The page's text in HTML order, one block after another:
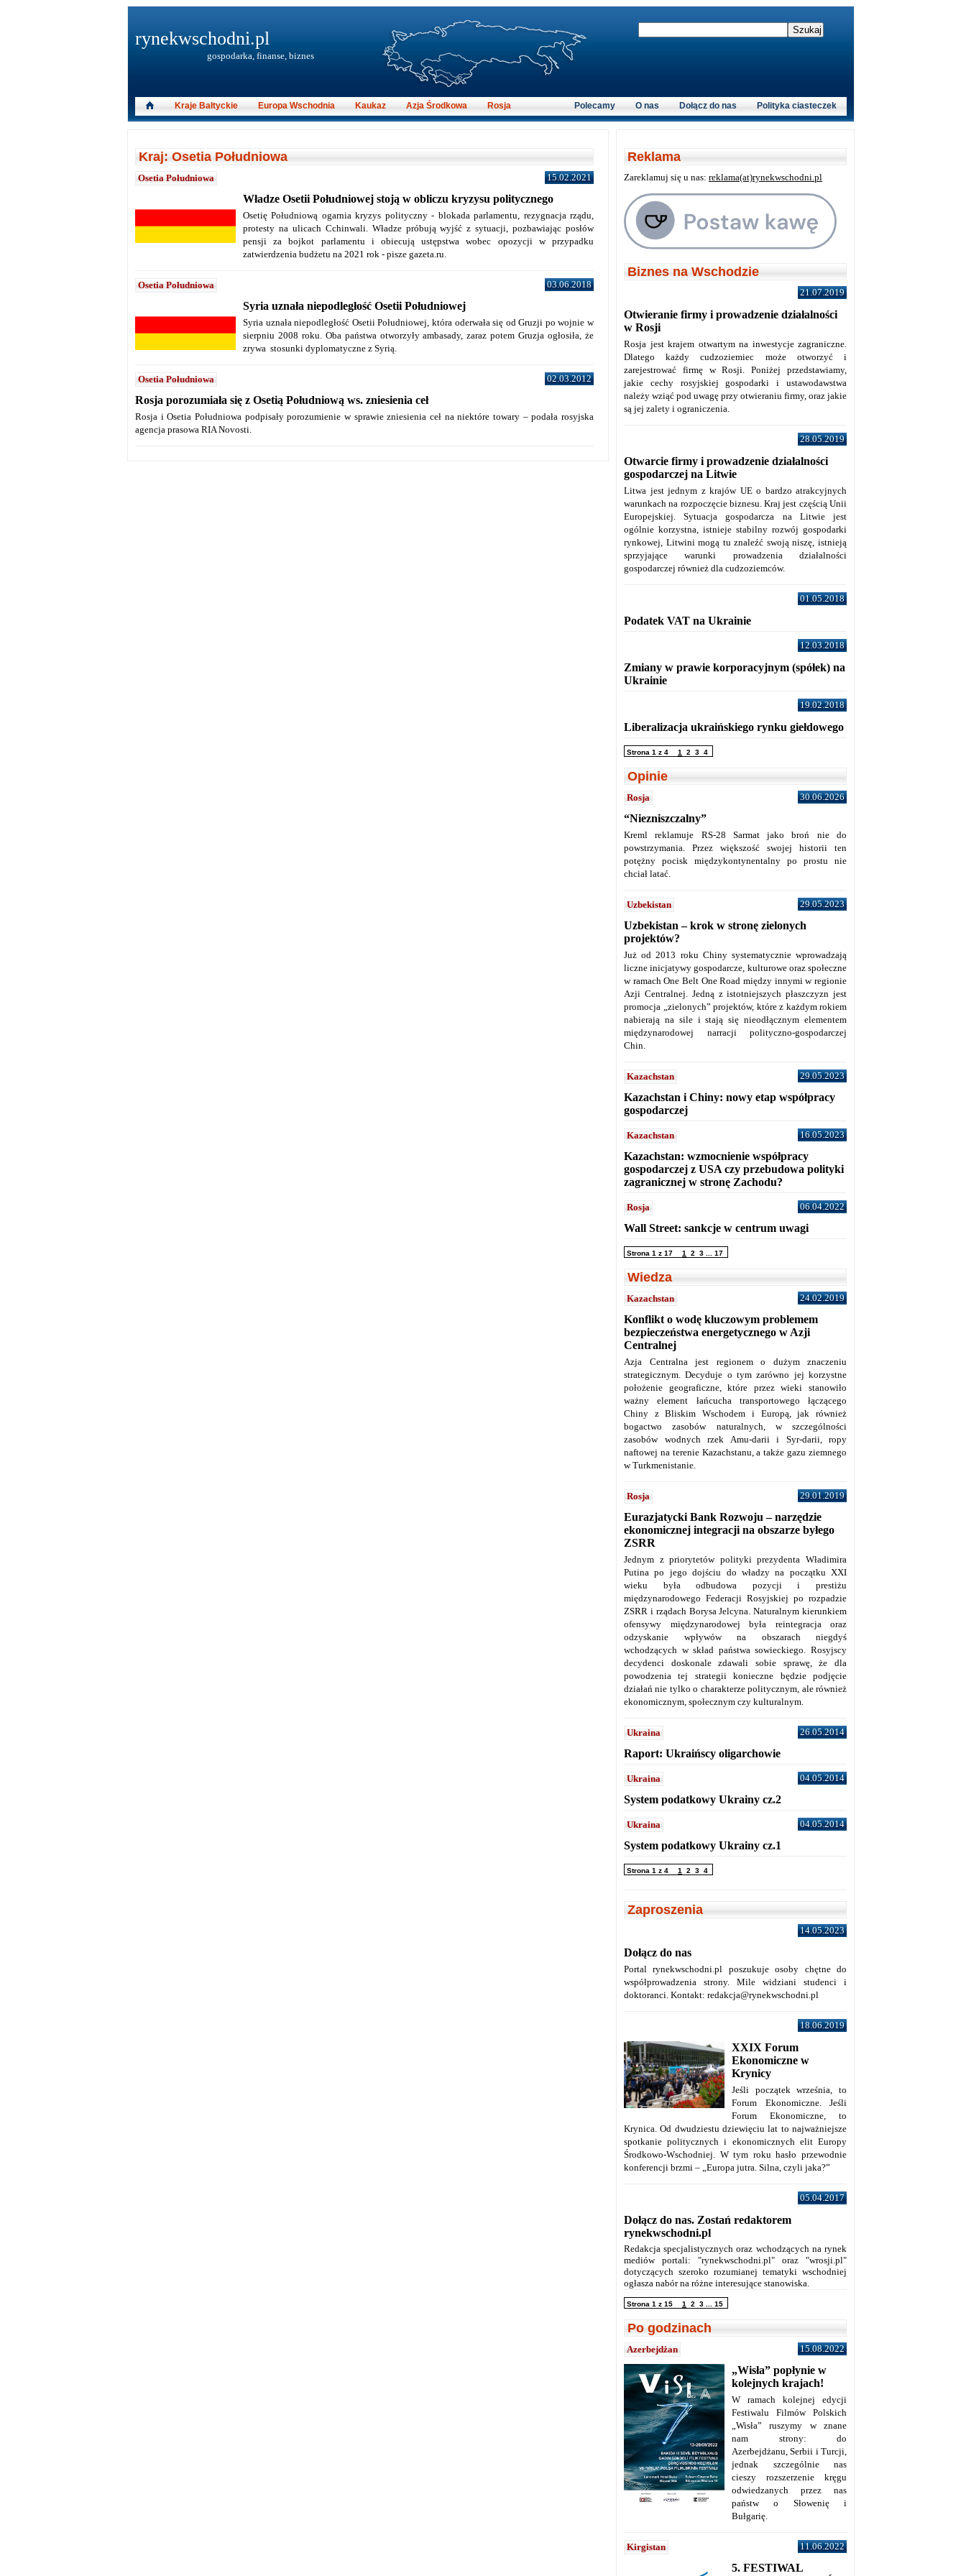
Kraj: Osetia Południowa
Osetia Południowa 15.02.2021
Władze Osetii Południowej stoją w obliczu kryzysu politycznego
Osetię Południową ogarnia kryzys polityczny - blokada parlamentu, rezygnacja rządu,
protesty na ulicach Cchinwali. Władze próbują wyjść z sytuacji, pozbawiając posłów
pensji za bojkot parlamentu i obiecują ustępstwa wobec opozycji w przypadku
zatwierdzenia budżetu na 2021 rok - pisze gazeta.ru.
Osetia Południowa 03.06.2018
Syria uznała niepodległość Osetii Południowej
Syria uznała niepodległość Osetii Południowej, która oderwała się od Gruzji po wojnie w
sierpniu 2008 roku. Oba państwa otworzyły ambasady, zaraz potem Gruzja ogłosiła, że
zrywa stosunki dyplomatyczne z Syrią.
Osetia Południowa 02.03.2012
Rosja porozumiała się z Osetią Południową ws. zniesienia ceł
Rosja i Osetia Południowa podpisały porozumienie w sprawie zniesienia ceł na niektóre towary – podała rosyjska
agencja prasowa RIA Novosti.
rynekwschodni.pl
gospodarka, finanse, biznes
Kraje Bałtyckie Europa Wschodnia Kaukaz Azja Środkowa Rosja Polityka ciasteczek
Dołącz do nas
O nas
Polecamy
Reklama
Zareklamuj się u nas: reklama(at)rynekwschodni.pl
Biznes na Wschodzie
21.07.2019
Otwieranie firmy i prowadzenie działalności
w Rosji
Rosja jest krajem otwartym na inwestycje zagraniczne.
Dlatego każdy cudzoziemiec może otworzyć i
zarejestrować firmę w Rosji. Poniżej przedstawiamy,
jakie cechy rosyjskiej gospodarki i ustawodawstwa
należy wziąć pod uwagę przy otwieraniu firmy, oraz jakie
są jej zalety i ograniczenia.
28.05.2019
Otwarcie firmy i prowadzenie działalności
gospodarczej na Litwie
Litwa jest jednym z krajów UE o bardzo atrakcyjnych
warunkach na rozpoczęcie biznesu. Kraj jest częścią Unii
Europejskiej. Sytuacja gospodarcza na Litwie jest
ogólnie korzystna, istnieje stabilny rozwój gospodarki
rynkowej, Litwini mogą tu znaleźć swoją niszę, istnieją
sprzyjające warunki prowadzenia działalności
gospodarczej również dla cudzoziemców.
01.05.2018
Podatek VAT na Ukrainie
12.03.2018
Zmiany w prawie korporacyjnym (spółek) na
Ukrainie
19.02.2018
Liberalizacja ukraińskiego rynku giełdowego
Strona 1 z 4 1 2 3 4
Opinie
Rosja 30.06.2026
“Niezniszczalny”
Kreml reklamuje RS-28 Sarmat jako broń nie do
powstrzymania. Przez większość swojej historii ten
potężny pocisk międzykontynentalny po prostu nie
chciał latać.
Uzbekistan 29.05.2023
Uzbekistan – krok w stronę zielonych
projektów?
Już od 2013 roku Chiny systematycznie wprowadzają
liczne inicjatywy gospodarcze, kulturowe oraz społeczne
w ramach One Belt One Road między innymi w regionie
Azji Centralnej. Jedną z istotniejszych płaszczyzn jest
promocja „zielonych” projektów, które z każdym rokiem
nabierają na sile i stają się nieodłącznym elementem
międzynarodowej narracji polityczno-gospodarczej
Chin.
Kazachstan 29.05.2023
Kazachstan i Chiny: nowy etap współpracy
gospodarczej
Kazachstan 16.05.2023
Kazachstan: wzmocnienie współpracy
gospodarczej z USA czy przebudowa polityki
zagranicznej w stronę Zachodu?
Rosja 06.04.2022
Wall Street: sankcje w centrum uwagi
Strona 1 z 17 1 2 3 17
Wiedza
Kazachstan 24.02.2019
Konflikt o wodę kluczowym problemem
bezpieczeństwa energetycznego w Azji
Centralnej
Azja Centralna jest regionem o dużym znaczeniu
strategicznym. Decyduje o tym zarówno jej korzystne
położenie geograficzne, które przez wieki stanowiło
ważny element łańcucha transportowego łączącego
Chiny z Bliskim Wschodem i Europą, jak również
bogactwo zasobów naturalnych, w szczególności
zasobów wodnych rzek Amu-darii i Syr-darii, ropy
naftowej na terenie Kazachstanu, a także gazu ziemnego
w Turkmenistanie.
Rosja 29.01.2019
Eurazjatycki Bank Rozwoju – narzędzie
ekonomicznej integracji na obszarze byłego
ZSRR
Jednym z priorytetów polityki prezydenta Władimira
Putina po jego dojściu do władzy na początku XXI
wieku była odbudowa pozycji i prestiżu
międzynarodowego Federacji Rosyjskiej po rozpadzie
ZSRR i rządach Borysa Jelcyna. Naturalnym kierunkiem
ofensywy międzynarodowej była reintegracja oraz
odzyskanie wpływów na obszarach niegdyś
wchodzących w skład państwa sowieckiego. Rosyjscy
decydenci doskonale zdawali sobie sprawę, że dla
powodzenia tej strategii konieczne będzie podjęcie
działań nie tylko o charakterze politycznym, ale również
ekonomicznym, społecznym czy kulturalnym.
Ukraina 26.05.2014
Raport: Ukraińscy oligarchowie
Ukraina 04.05.2014
System podatkowy Ukrainy cz.2
Ukraina 04.05.2014
System podatkowy Ukrainy cz.1
Strona 1 z 4 1 2 3 4
Zaproszenia
14.05.2023
Dołącz do nas
Portal rynekwschodni.pl poszukuje osoby chętne do
współprowadzenia strony. Mile widziani studenci i
doktoranci. Kontakt: redakcja@rynekwschodni.pl
18.06.2019
XXIX Forum
Ekonomiczne w
Krynicy
Jeśli początek września, to
Forum Ekonomiczne. Jeśli
Forum Ekonomiczne, to
Krynica. Od dwudziestu dziewięciu lat to najważniejsze
spotkanie politycznych i ekonomicznych elit Europy
Środkowo-Wschodniej. W tym roku hasło przewodnie
konferencji brzmi – „Europa jutra. Silna, czyli jaka?”
05.04.2017
Dołącz do nas. Zostań redaktorem
rynekwschodni.pl
Redakcja specjalistycznych oraz wchodzących na rynek
mediów portali: "rynekwschodni.pl" oraz "wrosji.pl"
dotyczących szeroko rozumianej tematyki wschodniej
ogłasza nabór na różne interesujące stanowiska.
Strona 1 z 15 1 2 3 15
Po godzinach
Azerbejdżan 15.08.2022
„Wisła” popłynie w
kolejnych krajach!
W ramach kolejnej edycji
Festiwalu Filmów Polskich
„Wisła” ruszymy w znane
nam strony: do
Azerbejdżanu, Serbii i Turcji,
jednak szczególnie nas
cieszy rozszerzenie kręgu
odwiedzanych przez nas
państw o Słowenię i
Bułgarię.
Kirgistan 11.06.2022
5. FESTIWAL